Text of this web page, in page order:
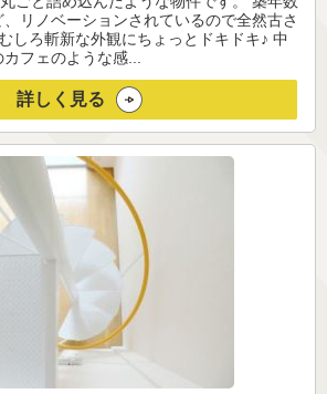
リノベーションされているので全然古さ
しろ斬新な外観にちょっとドキドキ♪ 中
フェのような感...
詳しく見る